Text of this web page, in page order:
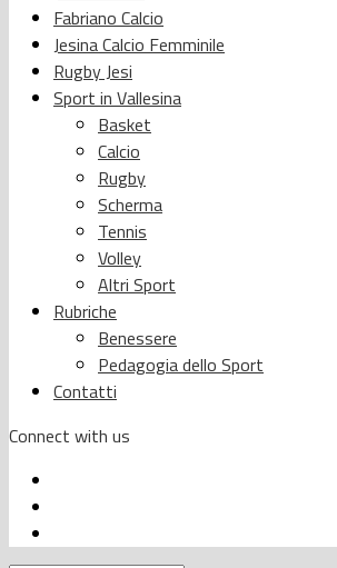
Fabriano Calcio
Jesina Calcio Femminile
Rugby Jesi
Sport in Vallesina
Basket
Calcio
Rugby
Scherma
Tennis
Volley
Altri Sport
Rubriche
Benessere
Pedagogia dello Sport
Contatti
Connect with us